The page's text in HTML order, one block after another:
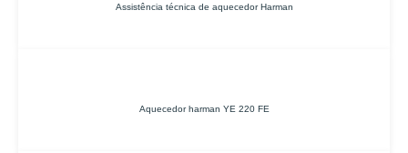
Assistência técnica de aquecedor Harman
Aquecedor harman YE 220 FE